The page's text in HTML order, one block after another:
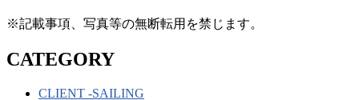
※記載事項、写真等の無断転用を禁じます。
CATEGORY
CLIENT -SAILING